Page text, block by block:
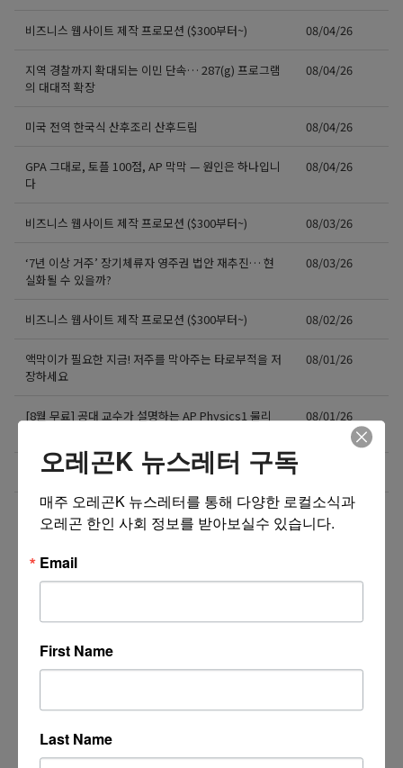
비즈니스 웹사이트 제작 프로모션 ($300부터~) 08/04/26
지역 경찰까지 확대되는 이민 단속… 287(g) 프로그램
의 대대적 확장
08/04/26
미국 전역 한국식 산후조리 산후드림 08/04/26
GPA 그대로, 토플 100점, AP 막막 — 원인은 하나입니
다
08/04/26
비즈니스 웹사이트 제작 프로모션 ($300부터~) 08/03/26
‘7년 이상 거주’ 장기체류자 영주권 법안 재추진… 현
실화될 수 있을까?
08/03/26
비즈니스 웹사이트 제작 프로모션 ($300부터~) 08/02/26
액막이가 필요한 지금! 저주를 막아주는 타로부적을 저
장하세요
08/01/26
[8월 무료] 공대 교수가 설명하는 AP Physics1 물리
08/01/26
미국 전역 한국식 바닥난방 시공 차콜온돌
더보기 >>
오레곤K 뉴스레터 구독
매주 오레곤K 뉴스레터를 통해 다양한 로컬소식과
오레곤 한인 사회 정보를 받아보실수 있습니다.
Email
First Name
Last Name